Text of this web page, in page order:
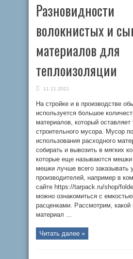
Разновидности
волокнистых и
материалов для
теплоизоляции
11.11.2021
На стройке и в производстве
используется большое
материалов, который оставляет
строительного мусора. Мусор
использования расходного
собирать и вывозить в мягких
которые еще называются мешки
мешки лучше всего заказывать
производителей, например в
сайте https://tarpack.ru/shop/
можно ознакомиться с
расценками. Рассмотрим, какой
материал ...
Читать далее »